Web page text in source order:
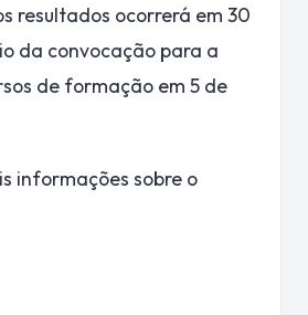
resultados ocorrerá em 30
da convocação para a
de formação em 5 de
informações sobre o